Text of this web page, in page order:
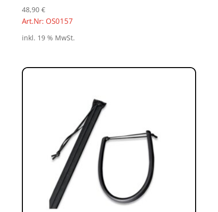
48,90 €
Art.Nr: OS0157
inkl. 19 % MwSt.